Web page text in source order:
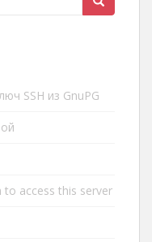
SSH из GnuPG
to access this server